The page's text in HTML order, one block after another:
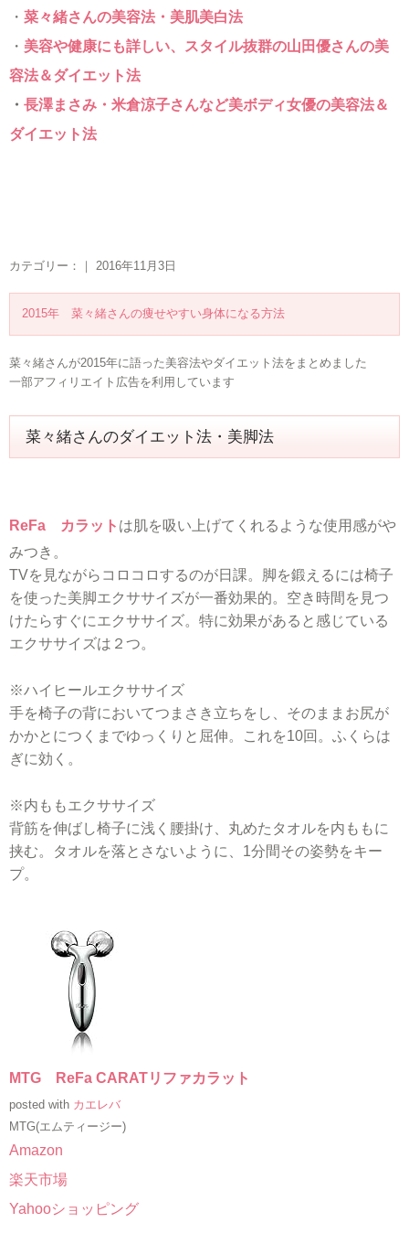
・ 菜々緒さんの美容法・美肌美白法
・ 美容や健康にも詳しい、スタイル抜群の山田優さんの美
容法＆ダイエット法
・ 長澤まさみ・米倉涼子さんなど美ボディ女優の美容法＆
ダイエット法
カテゴリー：｜ 2016年11月3日
2015年 菜々緒さんの痩せやすい身体になる方法
菜々緒さんが2015年に語った美容法やダイエット法をまとめました
一部アフィリエイト広告を利用しています
菜々緒さんのダイエット法・美脚法
ReFa カラット は肌を吸い上げてくれるような使用感がや
みつき。
TVを見ながらコロコロするのが日課。脚を鍛えるには椅子
を使った美脚エクササイズが一番効果的。空き時間を見つ
けたらすぐにエクササイズ。特に効果があると感じている
エクササイズは２つ。
※ハイヒールエクササイズ
手を椅子の背においてつまさき立ちをし、そのままお尻が
かかとにつくまでゆっくりと屈伸。これを10回。ふくらは
ぎに効く。
※内ももエクササイズ
背筋を伸ばし椅子に浅く腰掛け、丸めたタオルを内ももに
挟む。タオルを落とさないように、1分間その姿勢をキー
プ。
MTG ReFa CARATリファカラット
posted with カエレバ
MTG(エムティージー)
Amazon
楽天市場
Yahooショッピング